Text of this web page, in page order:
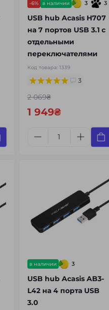
-6% в наличии 3 3
USB hub Acasis H707
на 7 портов USB 3.1 с
отдельными
переключателями
Код товара: 1339
3
2 069₴
1 949₴
в наличии 3
USB hub Acasis AB3-
L42 на 4 порта USB
3.0